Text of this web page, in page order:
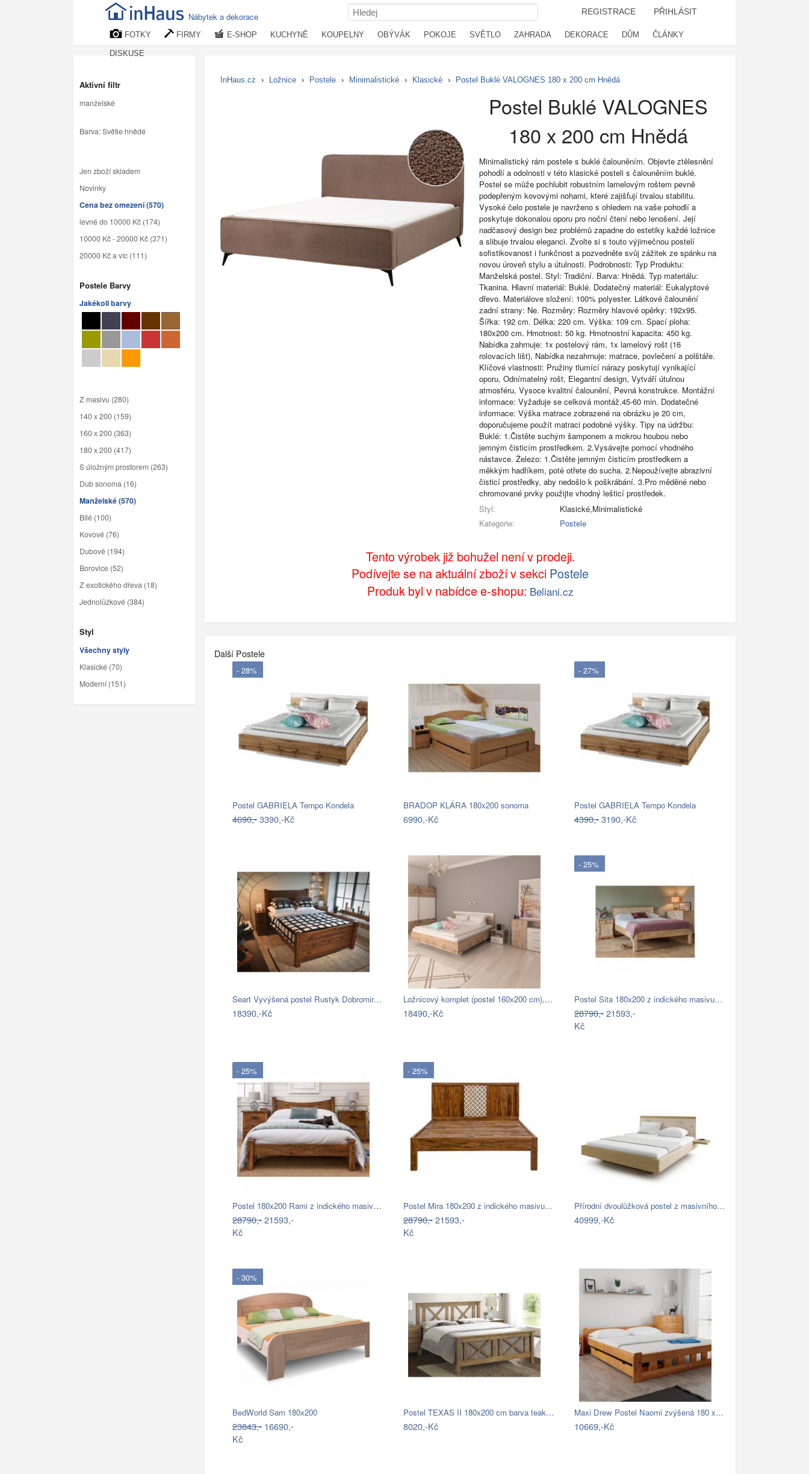
Nábytek a dekorace REGISTRACE PŘIHLÁSIT
FOTKY FIRMY E-SHOP KUCHYNĚ KOUPELNY OBÝVÁK POKOJE SVĚTLO ZAHRADA DEKORACE DŮM ČLÁNKY
DISKUSE
Aktivní filtr
manželské
Barva: Světle hnědé
Jen zboží skladem
Novinky
Cena bez omezení (570)
levné do 10000 Kč (174)
10000 Kč - 20000 Kč (371)
20000 Kč a víc (111)
Postele Barvy
Jakékoli barvy
Z masivu (280)
140 x 200 (159)
160 x 200 (363)
180 x 200 (417)
S úložným prostorem (263)
Dub sonoma (16)
Manželské (570)
Bílé (100)
Kovové (76)
Dubové (194)
Borovice (52)
Z exotického dřeva (18)
Jednolůžkové (384)
Styl
Všechny styly
Klasické (70)
Moderní (151)
InHaus.cz › Ložnice › Postele › Minimalistické › Klasické › Postel Buklé VALOGNES 180 x 200 cm Hnědá
Postel Buklé VALOGNES
180 x 200 cm Hnědá
Minimalistický rám postele s buklé čalouněním. Objevte ztělesnění
pohodlí a odolnosti v této klasické posteli s čalouněním buklé.
Postel se může pochlubit robustním lamelovým roštem pevně
podepřeným kovovými nohami, které zajišťují trvalou stabilitu.
Vysoké čelo postele je navrženo s ohledem na vaše pohodlí a
poskytuje dokonalou oporu pro noční čtení nebo lenošení. Její
nadčasový design bez problémů zapadne do estetiky každé ložnice
a slibuje trvalou eleganci. Zvolte si s touto výjimečnou postelí
sofistikovanost i funkčnost a pozvedněte svůj zážitek ze spánku na
novou úroveň stylu a útulnosti. Podrobnosti: Typ Produktu:
Manželská postel. Styl: Tradiční. Barva: Hnědá. Typ materiálu:
Tkanina. Hlavní materiál: Buklé. Dodatečný materiál: Eukalyptové
dřevo. Materiálove složení: 100% polyester. Látkové čalounění
zadní strany: Ne. Rozměry: Rozměry hlavové opěrky: 192x95.
Šířka: 192 cm. Délka: 220 cm. Výška: 109 cm. Spací ploha:
180x200 cm. Hmotnost: 50 kg. Hmotnostní kapacita: 450 kg.
Nabídka zahrnuje: 1x postelový rám, 1x lamelový rošt (16
rolovacích lišt), Nabídka nezahrnuje: matrace, povlečení a polštáře.
Klíčové vlastnosti: Pružiny tlumící nárazy poskytují vynikající
oporu, Odnímatelný rošt, Elegantní design, Vytváří útulnou
atmosféru, Vysoce kvalitní čalounění, Pevná konstrukce. Montážní
informace: Vyžaduje se celková montáž.45-60 min. Dodatečné
informace: Výška matrace zobrazené na obrázku je 20 cm,
doporučujeme použít matraci podobné výšky. Tipy na údržbu:
Buklé: 1.Čistěte suchým šamponem a mokrou houbou nebo
jemným čisticím prostředkem. 2.Vysávejte pomocí vhodného
nástavce. Železo: 1.Čistěte jemným čisticím prostředkem a
měkkým hadříkem, poté otřete do sucha. 2.Nepoužívejte abrazivní
čisticí prostředky, aby nedošlo k poškrábání. 3.Pro měděné nebo
chromované prvky použijte vhodný lešticí prostředek.
Styl:
Klasické,Minimalistické
Kategorie:
Postele
Tento výrobek již bohužel není v prodeji.
Podívejte se na aktuální zboží v sekci Postele
Produk byl v nabídce e-shopu: Beliani.cz
Další Postele
- 28%
Postel GABRIELA Tempo Kondela
4690,-3390,-Kč
BRADOP KLÁRA 180x200 sonoma
6990,-Kč
- 27%
Postel GABRIELA Tempo Kondela
4390,-3190,-Kč
Seart Vyvýšená postel Rustyk Dobromir…
18390,-Kč
Ložnicový komplet (postel 160x200 cm),…
18490,-Kč
- 25%
Postel Sita 180x200 z indického masivu…
28790,-21593,-
Kč
- 25%
Postel 180x200 Rami z indického masivu…
28790,-21593,-
Kč
- 25%
Postel Mira 180x200 z indického masivu…
28790,-21593,-
Kč
Přírodní dvoulůžková postel z masivního…
40999,-Kč
- 30%
BedWorld Sam 180x200
23843,- 16690,-
Kč
Postel TEXAS II 180x200 cm barva teak…
8020,-Kč
Maxi Drew Postel Naomi zvýšená 180 x…
10669,-Kč